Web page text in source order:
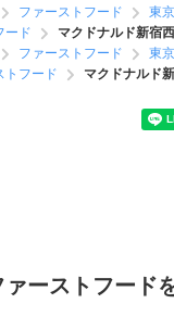
ファーストフード 東
ード
マクドナルド新宿
ファーストフード 東
トフード
マクドナルド
ーストフード